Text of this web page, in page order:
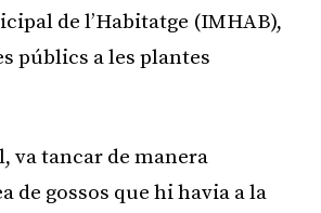
de l’Habitatge (IMHAB),
públics a les plantes
va tancar de manera
de gossos que hi havia a la